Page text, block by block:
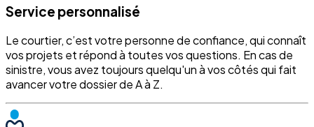
Service personnalisé
Le courtier, c’est votre personne de confiance, qui connaît
vos projets et répond à toutes vos questions. En cas de
sinistre, vous avez toujours quelqu'un à vos côtés qui fait
avancer votre dossier de A à Z.